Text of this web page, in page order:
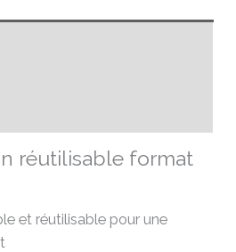
réutilisable format
et réutilisable pour une